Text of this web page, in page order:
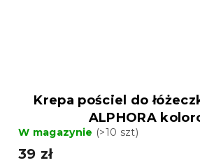
Krepa pościel do
ALPHORA
W magazynie (>10 szt)
39 zł